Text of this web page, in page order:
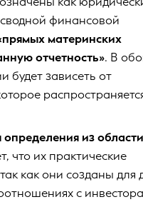
финансовой
материнских
отчетность». В
будет зависеть от
из области
что их практические
как они созданы для
с